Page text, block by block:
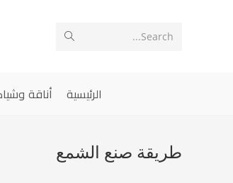
Search...
الرئيسية أناقة
طريقة صنع الشمع